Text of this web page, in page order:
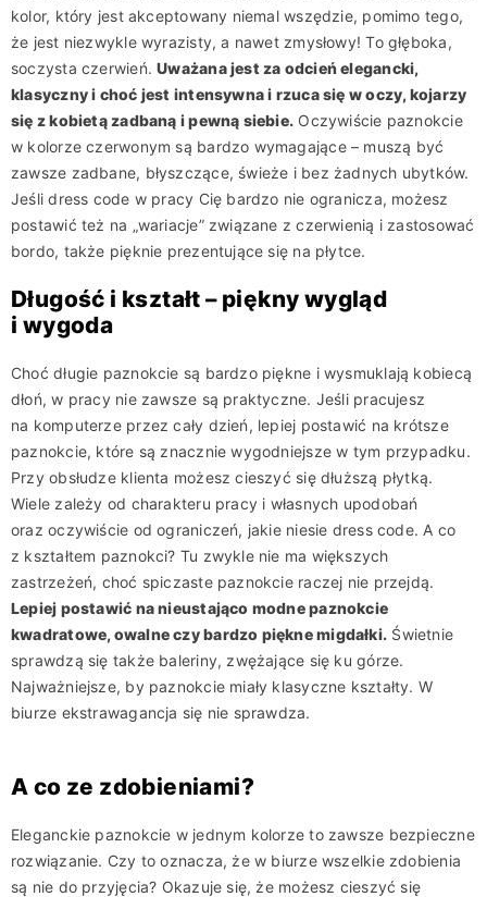
kolor, który jest akceptowany niemal wszędzie, pomimo tego,
że jest niezwykle wyrazisty, a nawet zmysłowy! To głęboka,
soczysta czerwień.Uważana jest za odcień elegancki,
klasyczny i choć jest intensywna i rzuca się w oczy, kojarzy
się z kobietą zadbaną i pewną siebie. Oczywiście paznokcie
w kolorze czerwonym są bardzo wymagające – muszą być
zawsze zadbane, błyszczące, świeże i bez żadnych ubytków.
Jeśli dress code w pracy Cię bardzo nie ogranicza, możesz
postawić też na „wariacje” związane z czerwienią i zastosować
bordo, także pięknie prezentujące się na płytce.
Długość i kształt – piękny wygląd
i wygoda
Choć długie paznokcie są bardzo piękne i wysmuklają kobiecą
dłoń, w pracy nie zawsze są praktyczne. Jeśli pracujesz
na komputerze przez cały dzień, lepiej postawić na krótsze
paznokcie, które są znacznie wygodniejsze w tym przypadku.
Przy obsłudze klienta możesz cieszyć się dłuższą płytką.
Wiele zależy od charakteru pracy i własnych upodobań
oraz oczywiście od ograniczeń, jakie niesie dress code. A co
z kształtem paznokci? Tu zwykle nie ma większych
zastrzeżeń, choć spiczaste paznokcie raczej nie przejdą.
Lepiej postawić na nieustająco modne paznokcie
kwadratowe, owalne czy bardzo piękne migdałki. Świetnie
sprawdzą się także baleriny, zwężające się ku górze.
Najważniejsze, by paznokcie miały klasyczne kształty. W
biurze ekstrawagancja się nie sprawdza.
A co ze zdobieniami?
Eleganckie paznokcie w jednym kolorze to zawsze bezpieczne
rozwiązanie. Czy to oznacza, że w biurze wszelkie zdobienia
są nie do przyjęcia? Okazuje się, że możesz cieszyć się